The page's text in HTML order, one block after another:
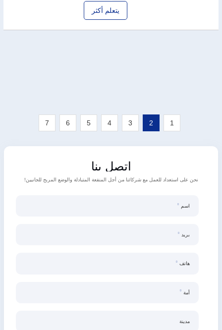
مجموعة مار، وهي شركة برازيلية مرموقة،
لتصميم خط جلفنة بالغمس الساخن بالطرد
يتعلم أكثر
1
2
3
4
5
6
7
اتصل بنا
نحن على استعداد للعمل مع شركائنا من أجل المنفعة المتبادلة والوضع المربح للجانبين!
اسم
بريد
هاتف
أمة
مدينة